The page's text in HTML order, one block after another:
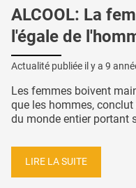
ALCOOL: La
l'égale de
Actualité publiée il y a 9
Les femmes boivent
que les hommes, conclut
du monde entier portant
LIRE LA SUITE